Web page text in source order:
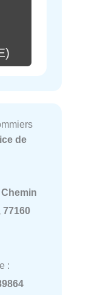
de
Chemin
77160
: